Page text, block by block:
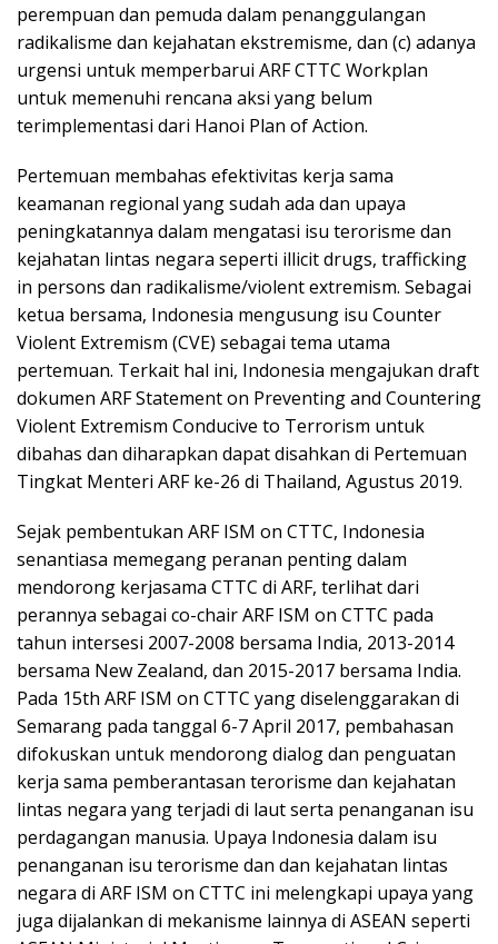
perempuan dan pemuda dalam penanggulangan
radikalisme dan kejahatan ekstremisme, dan (c) adanya
urgensi untuk memperbarui ARF CTTC Workplan
untuk memenuhi rencana aksi yang belum
terimplementasi dari Hanoi Plan of Action.
Pertemuan membahas efektivitas kerja sama
keamanan regional yang sudah ada dan upaya
peningkatannya dalam mengatasi isu terorisme dan
kejahatan lintas negara seperti illicit drugs, trafficking
in persons dan radikalisme/violent extremism. Sebagai
ketua bersama, Indonesia mengusung isu Counter
Violent Extremism (CVE) sebagai tema utama
pertemuan. Terkait hal ini, Indonesia mengajukan draft
dokumen ARF Statement on Preventing and Countering
Violent Extremism Conducive to Terrorism untuk
dibahas dan diharapkan dapat disahkan di Pertemuan
Tingkat Menteri ARF ke-26 di Thailand, Agustus 2019.
Sejak pembentukan ARF ISM on CTTC, Indonesia
senantiasa memegang peranan penting dalam
mendorong kerjasama CTTC di ARF, terlihat dari
perannya sebagai co-chair ARF ISM on CTTC pada
tahun intersesi 2007-2008 bersama India, 2013-2014
bersama New Zealand, dan 2015-2017 bersama India.
Pada 15th ARF ISM on CTTC yang diselenggarakan di
Semarang pada tanggal 6-7 April 2017, pembahasan
difokuskan untuk mendorong dialog dan penguatan
kerja sama pemberantasan terorisme dan kejahatan
lintas negara yang terjadi di laut serta penanganan isu
perdagangan manusia. Upaya Indonesia dalam isu
penanganan isu terorisme dan dan kejahatan lintas
negara di ARF ISM on CTTC ini melengkapi upaya yang
juga dijalankan di mekanisme lainnya di ASEAN seperti